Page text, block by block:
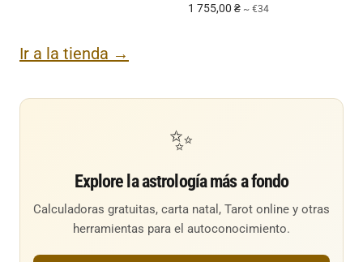
1 755,00 ₴ ~ €34
Ir a la tienda →
✨
Explore la astrología más a fondo
Calculadoras gratuitas, carta natal, Tarot online y otras
herramientas para el autoconocimiento.